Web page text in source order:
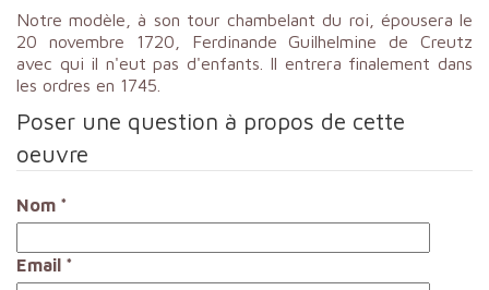
Notre modèle, à son tour chambelant du roi, épousera le
20 novembre 1720, Ferdinande Guilhelmine de Creutz
avec qui il n'eut pas d'enfants. Il entrera finalement dans
les ordres en 1745.
Poser une question à propos de cette
oeuvre
Nom *
Email *